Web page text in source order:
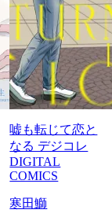
嘘も転じて恋と
なる デジコレ
DIGITAL
COMICS
寒田鰤